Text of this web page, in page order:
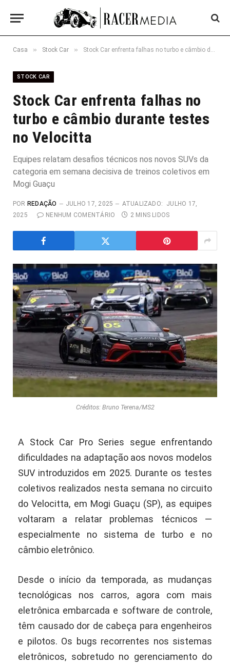
Casa » Stock Car » Stock Car enfrenta falhas no turbo e câmbio durante testes no Velocitta
STOCK CAR
Stock Car enfrenta falhas no
turbo e câmbio durante testes
no Velocitta
Equipes relatam desafios técnicos nos novos SUVs da
categoria em semana decisiva de treinos coletivos em
Mogi Guaçu
POR REDAÇÃO JULHO 17, 2025 ATUALIZADO:
JULHO 17,
2025
NENHUM COMENTÁRIO 2 MINS LIDOS
Créditos: Bruno Terena/MS2
A Stock Car Pro Series segue enfrentando
dificuldades na adaptação aos novos modelos
SUV introduzidos em 2025. Durante os testes
coletivos realizados nesta semana no circuito
do Velocitta, em Mogi Guaçu (SP), as equipes
voltaram a relatar problemas técnicos —
especialmente no sistema de turbo e no
câmbio eletrônico.
Desde o início da temporada, as mudanças
tecnológicas nos carros, agora com mais
eletrônica embarcada e software de controle,
têm causado dor de cabeça para engenheiros
e pilotos. Os bugs recorrentes nos sistemas
eletrônicos, sobretudo no gerenciamento do